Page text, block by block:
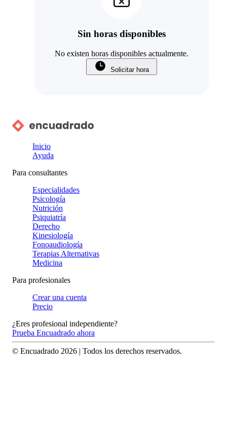
Sin horas disponibles
No existen horas disponibles actualmente.
Solicitar hora
Inicio
Ayuda
Para consultantes
Especialidades
Psicología
Nutrición
Psiquiatría
Derecho
Kinesiología
Fonoaudiología
Terapias Alternativas
Medicina
Para profesionales
Crear una cuenta
Precio
¿Eres profesional independiente?
Prueba Encuadrado ahora
© Encuadrado 2026 | Todos los derechos reservados.